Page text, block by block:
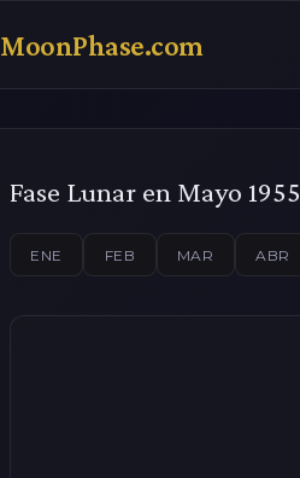
MoonPhase.com
Fase Lunar en Mayo 1955
ENE FEB MAR ABR